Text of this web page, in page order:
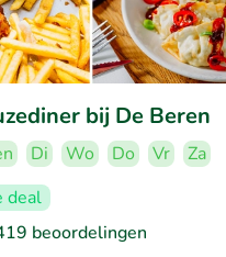
bij De Beren
Di Wo Do Vr
Za
deal
beoordelingen